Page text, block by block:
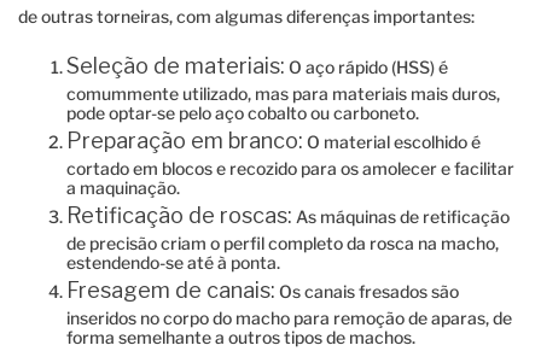
de outras torneiras, com algumas diferenças importantes:
Seleção de materiais: O aço rápido (HSS) é
comummente utilizado, mas para materiais mais duros,
pode optar-se pelo aço cobalto ou carboneto.
Preparação em branco: O material escolhido é
cortado em blocos e recozido para os amolecer e facilitar
a maquinação.
Retificação de roscas: As máquinas de retificação
de precisão criam o perfil completo da rosca na macho,
estendendo-se até à ponta.
Fresagem de canais: Os canais fresados ​​são
inseridos no corpo do macho para remoção de aparas, de
forma semelhante a outros tipos de machos.